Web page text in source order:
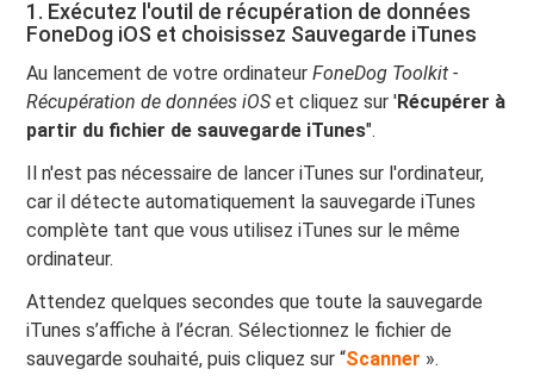
1. Exécutez l'outil de récupération de données
FoneDog iOS et choisissez Sauvegarde iTunes
Au lancement de votre ordinateurFoneDog Toolkit -
Récupération de données iOSet cliquez sur 'Récupérer à
partir du fichier de sauvegarde iTunes".
Il n'est pas nécessaire de lancer iTunes sur l'ordinateur,
car il détecte automatiquement la sauvegarde iTunes
complète tant que vous utilisez iTunes sur le même
ordinateur.
Attendez quelques secondes que toute la sauvegarde
iTunes s’affiche à l’écran. Sélectionnez le fichier de
sauvegarde souhaité, puis cliquez sur “Scanner ».